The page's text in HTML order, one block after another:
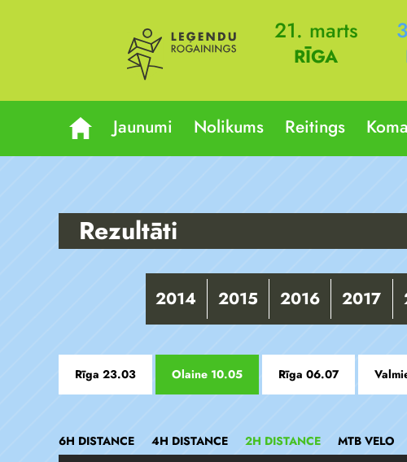
21. marts
RĪGA
Jaunumi Nolikums Reitings
Rezultāti
2014 2015 2016 2017
Rīga 23.03 Olaine 10.05 Rīga 06.07
6H DISTANCE 4H DISTANCE 2H DISTANCE MTB VELO